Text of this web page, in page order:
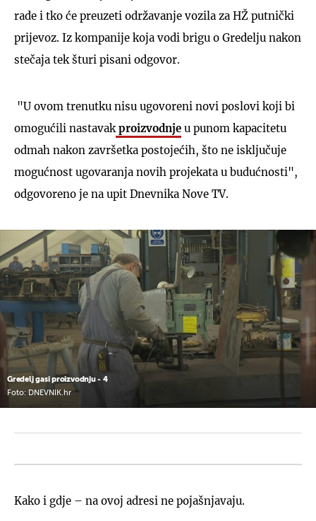
rade i tko će preuzeti održavanje vozila za HŽ putnički
prijevoz. Iz kompanije koja vodi brigu o Gredelju nakon
stečaja tek šturi pisani odgovor.
"U ovom trenutku nisu ugovoreni novi poslovi koji bi
omogućili nastavak proizvodnje u punom kapacitetu
odmah nakon završetka postojećih, što ne isključuje
mogućnost ugovaranja novih projekata u budućnosti",
odgovoreno je na upit Dnevnika Nove TV.
Gredelj gasi proizvodnju - 4
Foto: DNEVNIK.hr
Kako i gdje – na ovoj adresi ne pojašnjavaju.